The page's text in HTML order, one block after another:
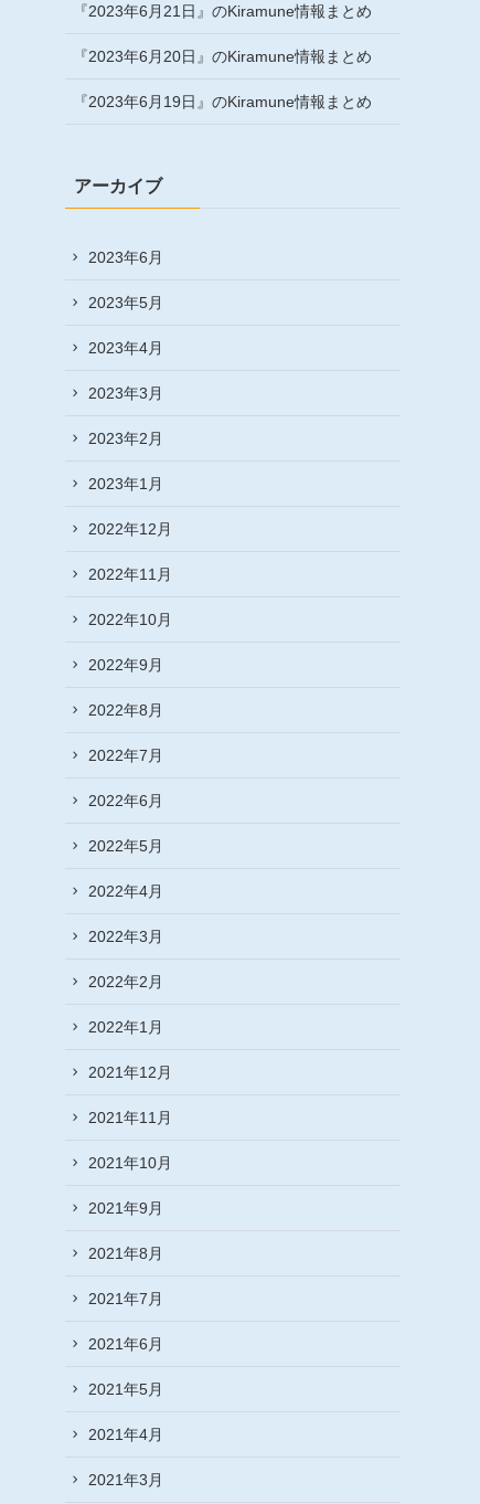
『2023年6月21日』のKiramune情報まとめ
『2023年6月20日』のKiramune情報まとめ
『2023年6月19日』のKiramune情報まとめ
アーカイブ
2023年6月
2023年5月
2023年4月
2023年3月
2023年2月
2023年1月
2022年12月
2022年11月
2022年10月
2022年9月
2022年8月
2022年7月
2022年6月
2022年5月
2022年4月
2022年3月
2022年2月
2022年1月
2021年12月
2021年11月
2021年10月
2021年9月
2021年8月
2021年7月
2021年6月
2021年5月
2021年4月
2021年3月